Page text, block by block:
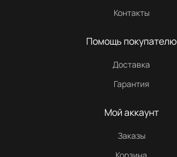
Контакты
Помощь покупателю
Доставка
Гарантия
Мой аккаунт
Заказы